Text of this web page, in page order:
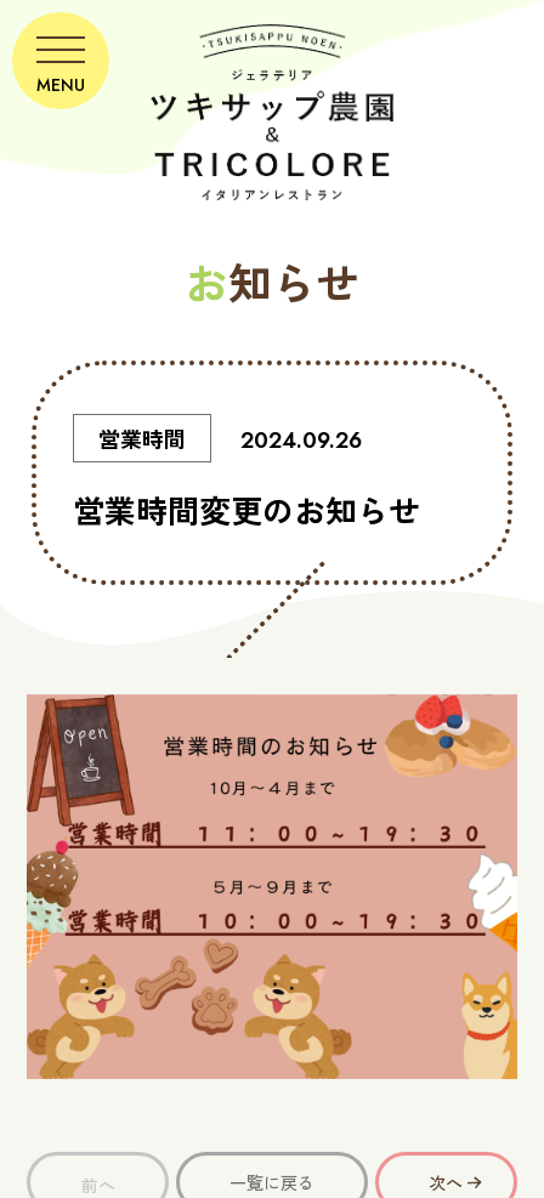
MENU
お知らせ
営業時間 2024.09.26
営業時間変更のお知らせ
前へ 一覧に戻る 次へ